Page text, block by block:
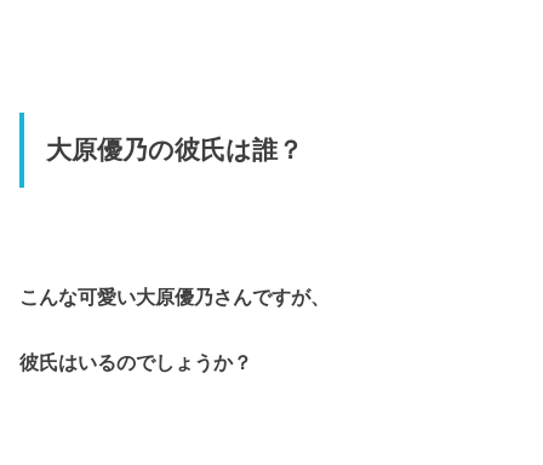
大原優乃の彼氏は誰？
こんな可愛い大原優乃さんですが、
彼氏はいるのでしょうか？